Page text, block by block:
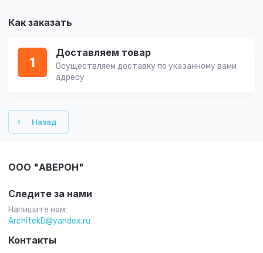
Как заказать
1
Доставляем товар
Осуществляем доставку по указанному вами
адресу
Назад
ООО "АВЕРОН"
Следите за нами
Напишите нам:
ArchitekD@yandex.ru
Контакты